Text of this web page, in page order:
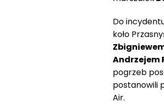
Do
koło
Andrzejem
pogrzeb
postanowili
Air.